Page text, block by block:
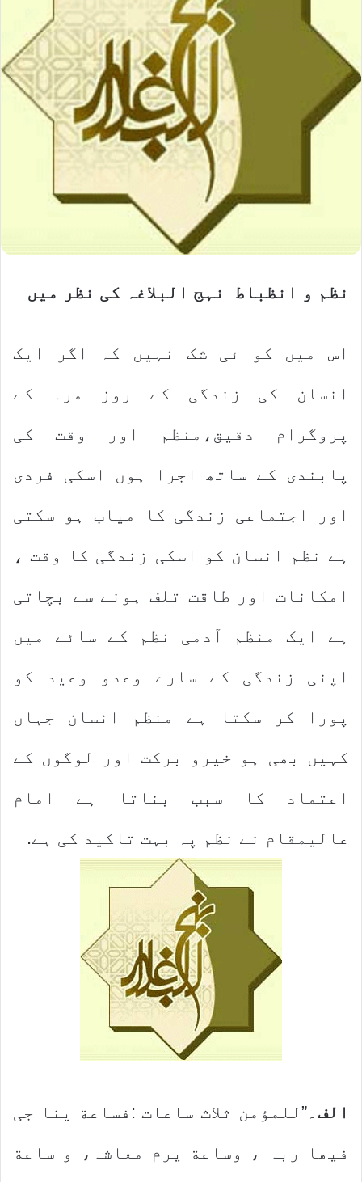
نظم و انظباط نہج البلاغہ کی نظر میں
اس میں کو ئی شک نہیں کہ اگر ایک
انسان کی زندگی کے روز مرہ کے
پروگرام دقیق،منظم اور وقت کی
پابندی کے ساتھ اجرا ہوں اسکی فردی
اور اجتماعی زندگی کا میاب ہو سکتی
ہے نظم انسان کو اسکی زندگی کا وقت ،
امکانات اور طاقت تلف ہونے سے بچاتی
ہے ایک منظم آدمی نظم کے سائے میں
اپنی زندگی کے سارے وعدو وعید کو
پورا کر سکتا ہے منظم انسان جہاں
کہیں بھی ہو خیرو برکت اور لوگوں کے
اعتماد کا سبب بناتا ہے امام
عالیمقام نے نظم پہ بہت تاکید کی ہے.
الف۔”للمؤمن ثلاث ساعات :فساعة ینا جی
فیھا ربہ ، وساعة یرم معاشہ، و ساعة